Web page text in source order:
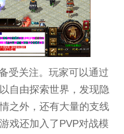
受关注。玩家可以通过
自由探索世界，发现隐
之外，还有大量的支线
戏还加入了PVP对战模